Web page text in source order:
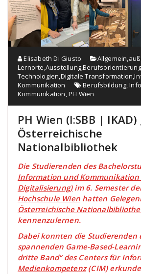
Elisabeth Di Giusto Allgemein,
Lernorte,Ausstellung,Berufsorientierung
Technologien,Digitale Transformation,
Kommunikation
Berufsbildung,
Kommunikation,PH Wien
PH Wien (I:SBB | IKAD)
Österreichische
Nationalbibliothek
Die Studierenden des
Information und Kommunikation
Digitalisierung)im 6. Semester
Hochschule Wien hatten
Österreichische
kennenzulernen.
Dabei konnten die Studierenden
spannenden Game-Based-
dritte Band“des Centers für
Medienkompetenz(CIM)